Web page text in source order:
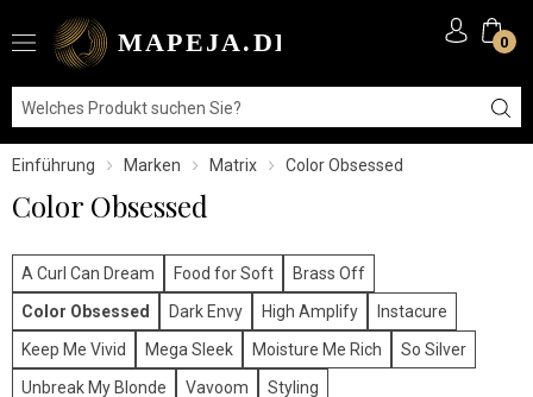
0
Einführung Marken Matrix Color Obsessed
Color Obsessed
A Curl Can Dream Food for Soft
Brass Off
Color Obsessed
Dark Envy High Amplify
Instacure
Keep Me Vivid
Mega Sleek Moisture Me Rich
So Silver
Unbreak My Blonde
Vavoom Styling